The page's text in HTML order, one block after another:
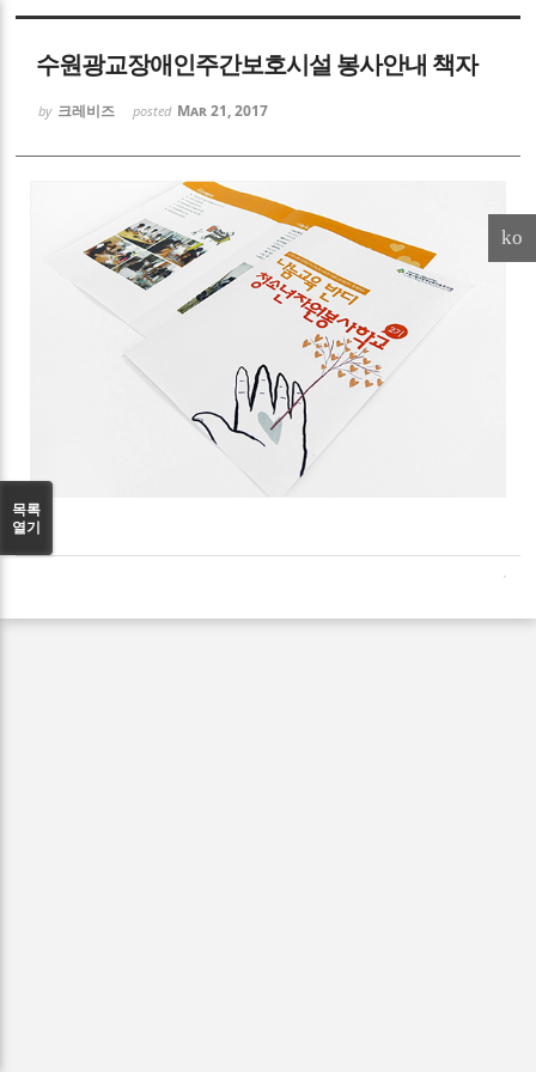
수원광교장애인주간보호시설 봉사안내 책자
by 크레비즈 posted Mar 21, 2017
목록
열기
ko
Sketchbook5, 스케치북5
Sketchbook5, 스케치북5